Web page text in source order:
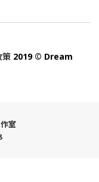
策 2019 © Dream
室